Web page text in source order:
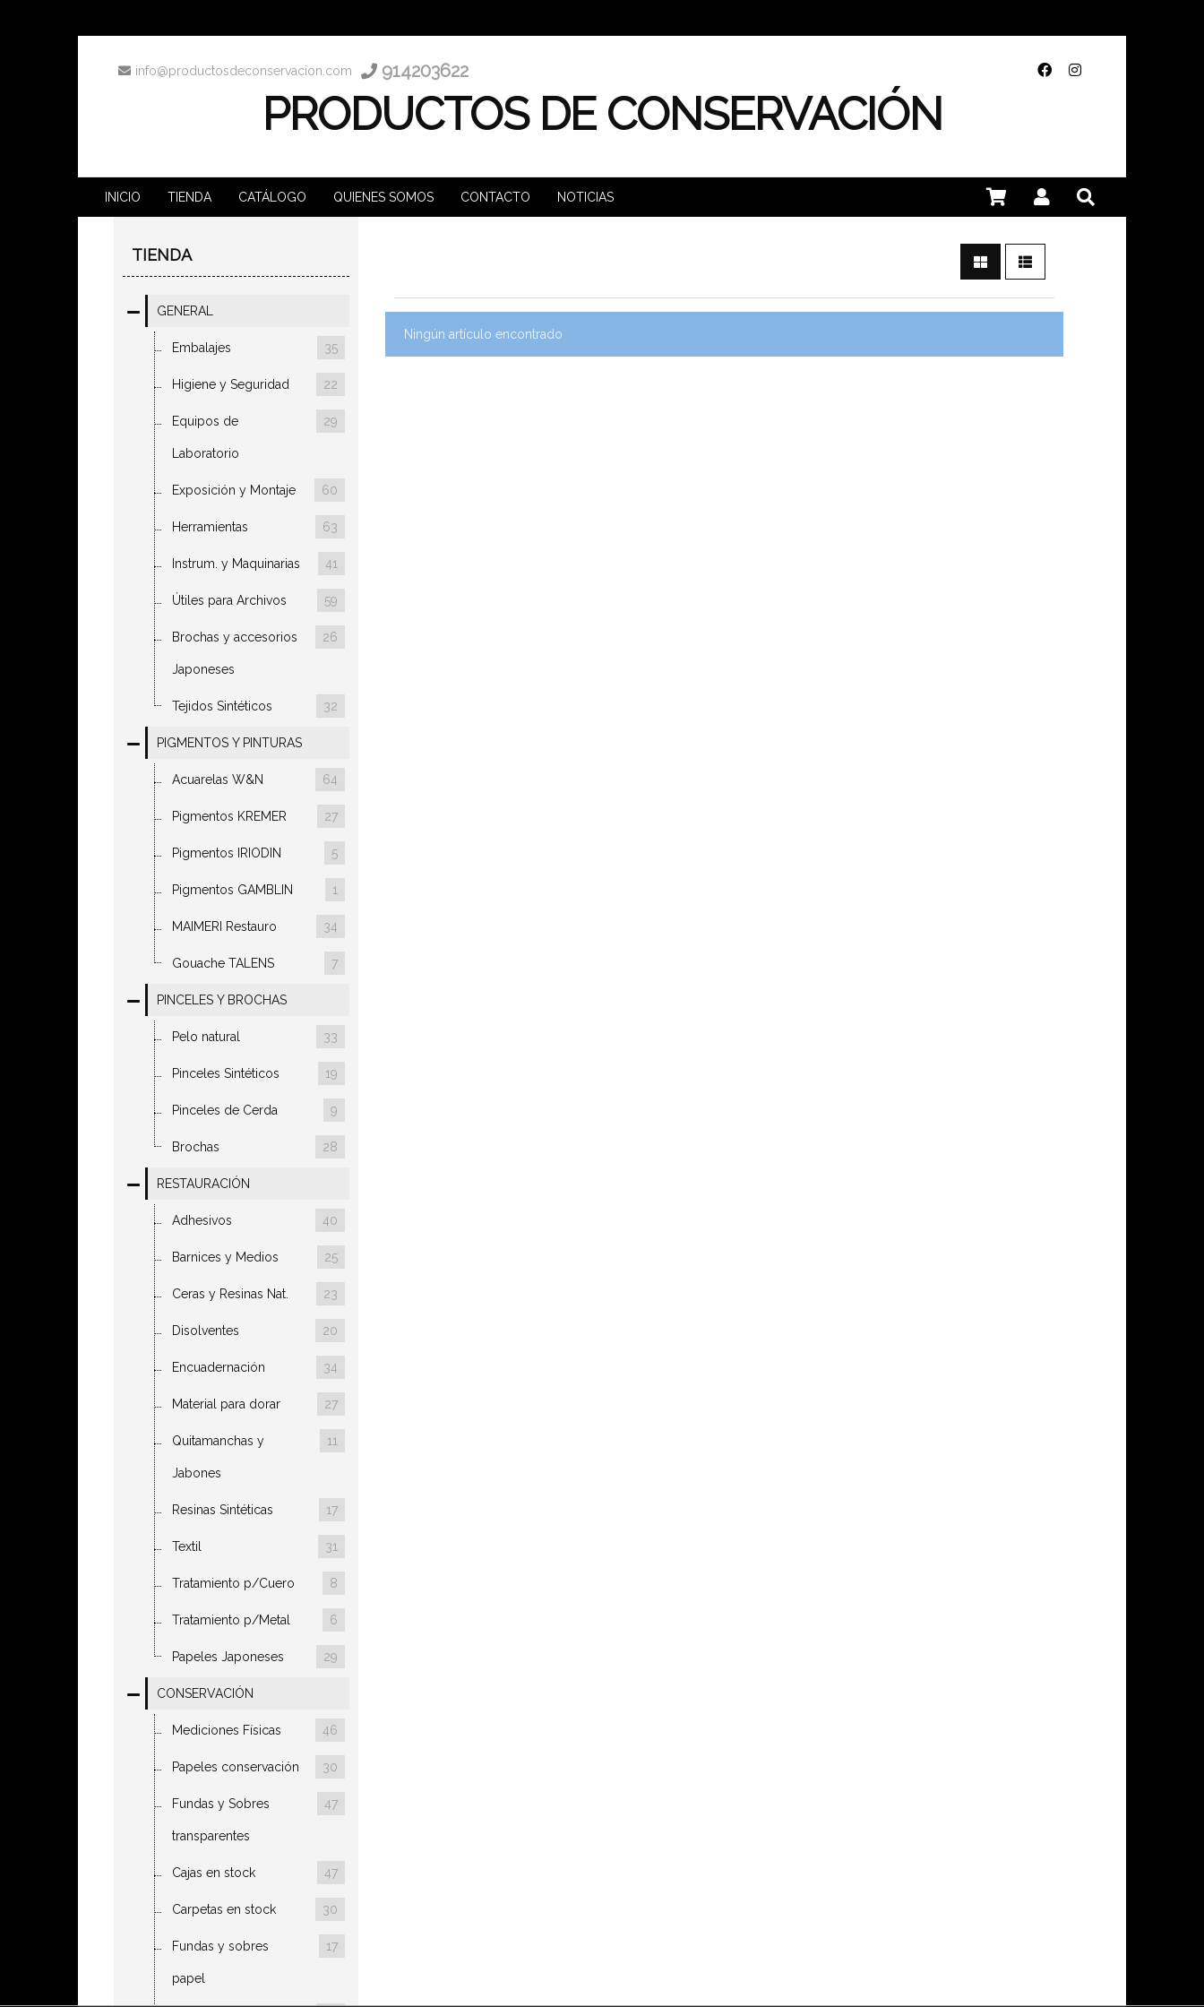
PRODUCTOS DE CONSERVACIÓN
info@productosdeconservacion.com 914203622
INICIO TIENDA CATÁLOGO QUIENES SOMOS CONTACTO NOTICIAS
TIENDA
GENERAL
Embalajes 35
Higiene y Seguridad 22
Equipos de
Laboratorio
29
Exposición y Montaje 60
Herramientas 63
Instrum. y Maquinarias 41
Útiles para Archivos 59
Brochas y accesorios
Japoneses
26
Tejidos Sintéticos 32
PIGMENTOS Y PINTURAS
Acuarelas W&N 64
Pigmentos KREMER 27
Pigmentos IRIODIN 5
Pigmentos GAMBLIN 1
MAIMERI Restauro 34
Gouache TALENS 7
PINCELES Y BROCHAS
Pelo natural 33
Pinceles Sintéticos 19
Pinceles de Cerda 9
Brochas 28
RESTAURACIÓN
Adhesivos 40
Barnices y Medios 25
Ceras y Resinas Nat. 23
Disolventes 20
Encuadernación 34
Material para dorar 27
Quitamanchas y
Jabones
11
Resinas Sintéticas 17
Textil 31
Tratamiento p/Cuero 8
Tratamiento p/Metal 6
Papeles Japoneses 29
CONSERVACIÓN
Mediciones Físicas 46
Papeles conservación 30
Fundas y Sobres
transparentes
47
Cajas en stock 47
Carpetas en stock 30
Fundas y sobres
papel
17
Ningún artículo encontrado